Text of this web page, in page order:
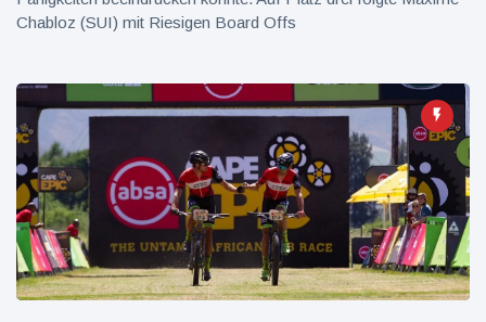
Chabloz (SUI) mit Riesigen Board Offs